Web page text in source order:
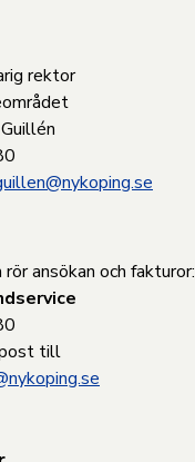
rektor
ansökan och fakturor:
till